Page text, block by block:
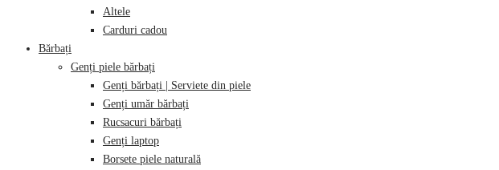
Altele
Carduri cadou
Bărbați
Genți piele bărbați
Genți bărbați | Serviete din piele
Genți umăr bărbați
Rucsacuri bărbați
Genți laptop
Borsete piele naturală